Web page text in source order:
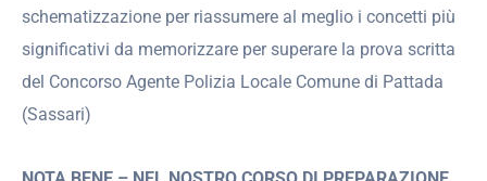
schematizzazione per riassumere al meglio i concetti più
significativi da memorizzare per superare la prova scritta
del Concorso Agente Polizia Locale Comune di Pattada
(Sassari)